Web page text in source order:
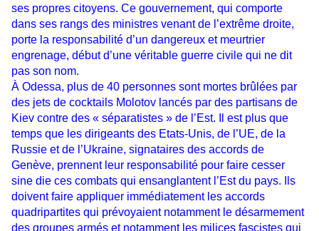
ses propres citoyens. Ce gouvernement, qui comporte
dans ses rangs des ministres venant de l’extrême droite,
porte la responsabilité d’un dangereux et meurtrier
engrenage, début d’une véritable guerre civile qui ne dit
pas son nom.
À Odessa, plus de 40 personnes sont mortes brûlées par
des jets de cocktails Molotov lancés par des partisans de
Kiev contre des « séparatistes » de l’Est. Il est plus que
temps que les dirigeants des Etats-Unis, de l’UE, de la
Russie et de l’Ukraine, signataires des accords de
Genève, prennent leur responsabilité pour faire cesser
sine die ces combats qui ensanglantent l’Est du pays. Ils
doivent faire appliquer immédiatement les accords
quadripartites qui prévoyaient notamment le désarmement
des groupes armés et notamment les milices fascistes qui